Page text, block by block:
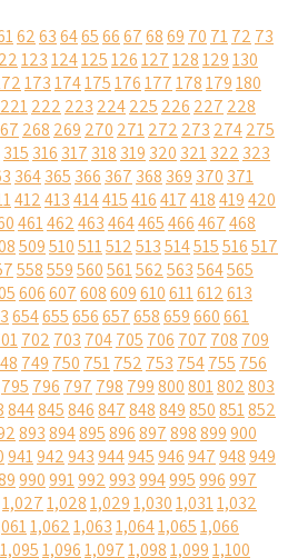
6263646566676869 70 7172 73
123124125126127128129130
173174175176177178179180
221222 223 224225 226 227 228
268 269 270 271272 273 274275
315 316 317 318 319 320 321322 323
364365 366 367 368 369 370 371
412413414415416417418419420
461462463464465466467468
509510511512513514515516517
558559560561562563564565
606607608609610611612613
654655656657658659660661
702 703 704705 706 707 708 709
749 750 751752 753 754755 756
795 796 797 798 799800801802803
844845846847848849850851852
893894895896897898899900
941942943944945946947948949
990991992993994995996997
1,0271,0281,0291,0301,0311,032
1,0621,0631,0641,0651,066
1,0951,0961,0971,0981,0991,100